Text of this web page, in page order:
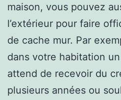
maison, vous pouvez
l’extérieur pour faire
de cache mur. Par
dans votre habitation
attend de recevoir du
plusieurs années ou